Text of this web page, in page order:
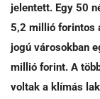
jelentett. Egy 50
5,2 millió forintos
jogú városokban
millió forint. A
voltak a klímás